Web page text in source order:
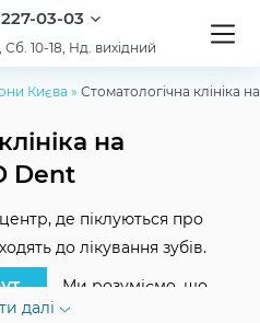
03-03
10-18, Нд. вихідний
Києва » Стоматологічна клініка
на
Dent
де піклуються про
до лікування зубів.
Ми розуміємо, що
далі